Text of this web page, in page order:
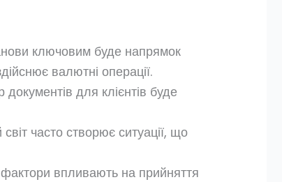
ключовим буде напрямок
валютні операції.
для клієнтів буде
часто створює ситуації, що
фактори впливають на прийняття